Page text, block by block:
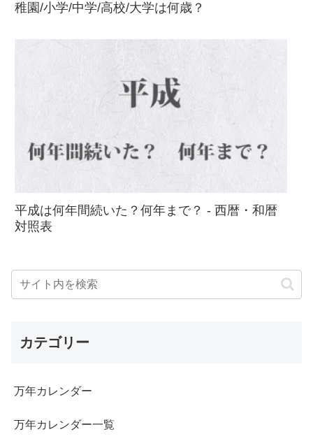
稚園/小学/中学/高校/大学は何歳？
平成は何年間続いた？何年まで？ - 西暦・和暦
対照表
カテゴリー
万年カレンダー
万年カレンダー一覧